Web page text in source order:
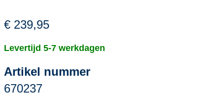
€ 239,95
Levertijd 5-7 werkdagen
Artikel nummer
670237